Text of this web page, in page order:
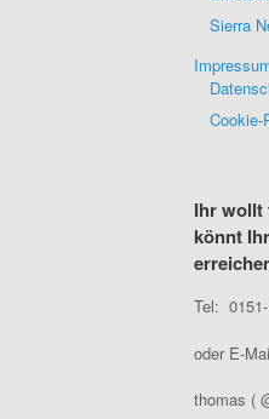
Sierra
Cookie-
Ihr wollt
könnt
Tel:
oder E-
thomas (